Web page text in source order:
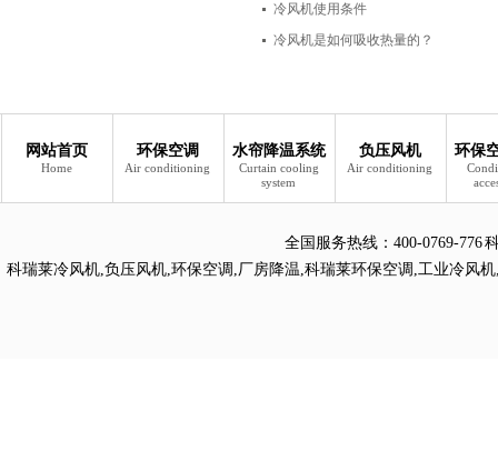
冷风机使用条件
冷风机是如何吸收热量的？
网站首页
Home
环保空调
Air conditioning
水帘降温系统
Curtain cooling
system
负压风机
Air conditioning
环保
全国服务热线： 400-0769-776
科瑞莱冷风机,负压风机,环保空调 ,厂房降温,科瑞莱环保空调 ,工业冷风机